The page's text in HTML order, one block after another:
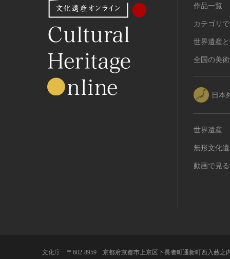
作品一覧
カテゴリ
世界遺産
全国の美
日本
世界遺産
無形文化
動画で見
文化庁 〒602-8959 京都府京都市上京区下長者町通新町西入藪之